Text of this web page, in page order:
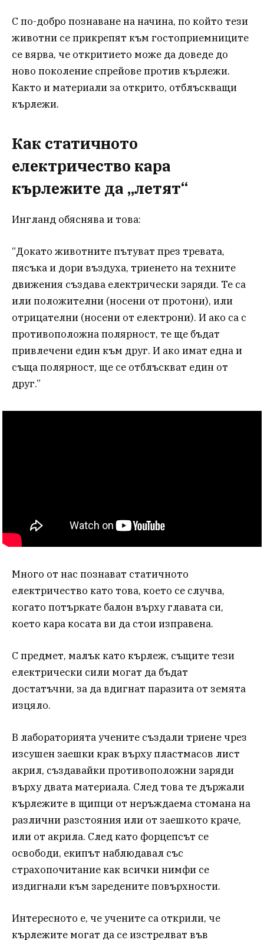
С по-добро познаване на начина, по който тези
животни се прикрепят към гостоприемниците
се вярва, че откритието може да доведе до
ново поколение спрейове против кърлежи.
Както и материали за открито, отблъскващи
кърлежи.
Как статичното
електричество кара
кърлежите да „летят“
Ингланд обяснява и това:
“Докато животните пътуват през тревата,
пясъка и дори въздуха, триенето на техните
движения създава електрически заряди. Те са
или положителни (носени от протони), или
отрицателни (носени от електрони). И ако са с
противоположна полярност, те ще бъдат
привлечени един към друг. И ако имат една и
съща полярност, ще се отблъскват един от
друг.”
Много от нас познават статичното
електричество като това, което се случва,
когато потъркате балон върху главата си,
което кара косата ви да стои изправена.
С предмет, малък като кърлеж, същите тези
електрически сили могат да бъдат
достатъчни, за да вдигнат паразита от земята
изцяло.
В лабораторията учените създали триене чрез
изсушен заешки крак върху пластмасов лист
акрил, създавайки противоположни заряди
върху двата материала. След това те държали
кърлежите в щипци от неръждаема стомана на
различни разстояния или от заешкото краче,
или от акрила. След като форцепсът се
освободи, екипът наблюдавал със
страхопочитание как всички нимфи ​​се
издигнали към заредените повърхности.
Интересното е, че учените са открили, че
кърлежите могат да се изстрелват във